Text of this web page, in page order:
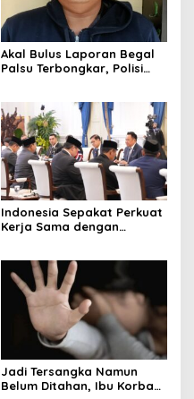
Akal Bulus Laporan Begal
Palsu Terbongkar, Polisi
Indonesia Sepakat Perkuat
Kerja Sama dengan
Jadi Tersangka Namun
Belum Ditahan, Ibu Korban